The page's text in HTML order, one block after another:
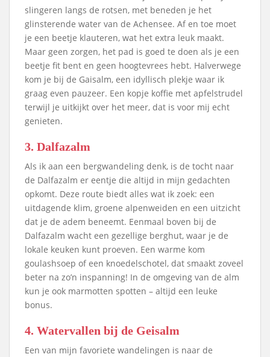
slingeren langs de rotsen, met beneden je het
glinsterende water van de Achensee. Af en toe moet
je een beetje klauteren, wat het extra leuk maakt.
Maar geen zorgen, het pad is goed te doen als je een
beetje fit bent en geen hoogtevrees hebt. Halverwege
kom je bij de Gaisalm, een idyllisch plekje waar ik
graag even pauzeer. Een kopje koffie met apfelstrudel
terwijl je uitkijkt over het meer, dat is voor mij echt
genieten.
3. Dalfazalm
Als ik aan een bergwandeling denk, is de tocht naar
de Dalfazalm er eentje die altijd in mijn gedachten
opkomt. Deze route biedt alles wat ik zoek: een
uitdagende klim, groene alpenweiden en een uitzicht
dat je de adem beneemt. Eenmaal boven bij de
Dalfazalm wacht een gezellige berghut, waar je de
lokale keuken kunt proeven. Een warme kom
goulashsoep of een knoedelschotel, dat smaakt zoveel
beter na zo’n inspanning! In de omgeving van de alm
kun je ook marmotten spotten – altijd een leuke
bonus.
4. Watervallen bij de Geisalm
Een van mijn favoriete wandelingen is naar de